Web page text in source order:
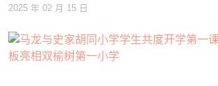
2025 年 02 月 15 日